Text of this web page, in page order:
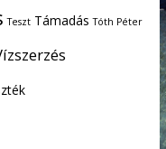
Teszt Támadás Tóth Péter